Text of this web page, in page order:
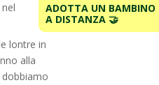
lontre in
alla
ADOTTA UN BAMBINO
A DISTANZA 🤝